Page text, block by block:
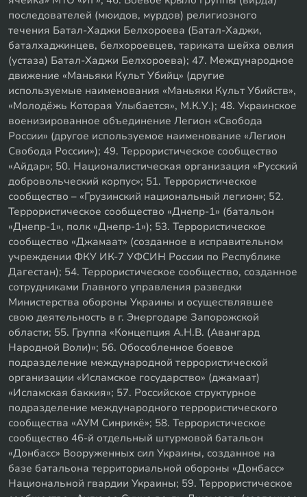
последователей (мюидов, мурдов) религиозного
течения Батал-Хаджи Белхороева (Батал-Хаджи,
баталхаджинцев, белхороевцев, тариката шейха овлия
(устаза) Батал-Хаджи Белхороева); 47. Международное
движение «Маньяки Культ Убийц» (другие
используемые наименования «Маньяки Культ Убийств»,
«Молодёжь Которая Улыбается», М.К.У.); 48. Украинское
военизированное объединение Легион «Свобода
России» (другое используемое наименование «Легион
Свобода России»); 49. Террористическое сообщество
«Айдар»; 50. Националистическая организация «Русский
добровольческий корпус»; 51. Террористическое
сообщество – «Грузинский национальный легион»; 52.
Террористическое сообщество «Днепр-1» (батальон
«Днепр-1», полк «Днепр-1»); 53. Террористическое
сообщество «Джамаат» (созданное в исправительном
учреждении ФКУ ИК-7 УФСИН России по Республике
Дагестан); 54. Террористическое сообщество, созданное
сотрудниками Главного управления разведки
Министерства обороны Украины и осуществлявшее
свою деятельность в г. Энергодаре Запорожской
области; 55. Группа «Концепция А.Н.В. (Авангард
Народной Воли)»; 56. Обособленное боевое
подразделение международной террористической
организации «Исламское государство» (джамаат)
«Исламская баккия»; 57. Российское структурное
подразделение международного террористического
сообщества «АУМ Синрикё»; 58. Террористическое
сообщество 46-й отдельный штурмовой батальон
«Донбасс» Вооруженных сил Украины, созданное на
базе батальона территориальной обороны «Донбасс»
Национальной гвардии Украины; 59. Террористическое